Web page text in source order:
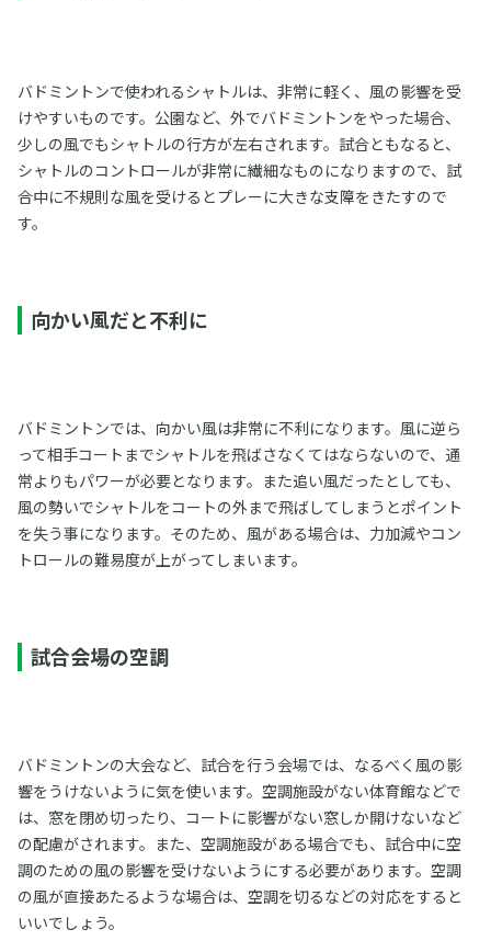
バドミントンで使われるシャトルは、非常に軽く、風の影響を受
けやすいものです。公園など、外でバドミントンをやった場合、
少しの風でもシャトルの行方が左右されます。試合ともなると、
シャトルのコントロールが非常に繊細なものになりますので、試
合中に不規則な風を受けるとプレーに大きな支障をきたすので
す。
向かい風だと不利に
バドミントンでは、向かい風は非常に不利になります。風に逆ら
って相手コートまでシャトルを飛ばさなくてはならないので、通
常よりもパワーが必要となります。また追い風だったとしても、
風の勢いでシャトルをコートの外まで飛ばしてしまうとポイント
を失う事になります。そのため、風がある場合は、力加減やコン
トロールの難易度が上がってしまいます。
試合会場の空調
バドミントンの大会など、試合を行う会場では、なるべく風の影
響をうけないように気を使います。空調施設がない体育館などで
は、窓を閉め切ったり、コートに影響がない窓しか開けないなど
の配慮がされます。また、空調施設がある場合でも、試合中に空
調のための風の影響を受けないようにする必要があります。空調
の風が直接あたるような場合は、空調を切るなどの対応をすると
いいでしょう。